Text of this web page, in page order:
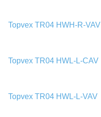
Topvex TR04 HWH-R-VAV
Topvex TR04 HWL-L-CAV
Topvex TR04 HWL-L-VAV